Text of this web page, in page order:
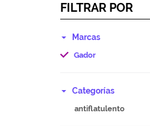
FILTRAR POR
Marcas
Gador
Categorías
antiflatulento